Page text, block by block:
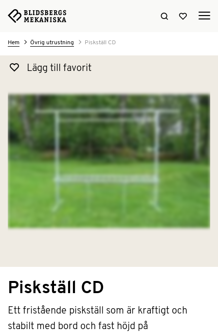
Sök hemsidan
Visa
Hem Övrig utrustning Piskställ CD
Piskställ CD
Ett fristående piskställ som är kraftigt och
stabilt med bord och fast höjd på
Lägg till favorit